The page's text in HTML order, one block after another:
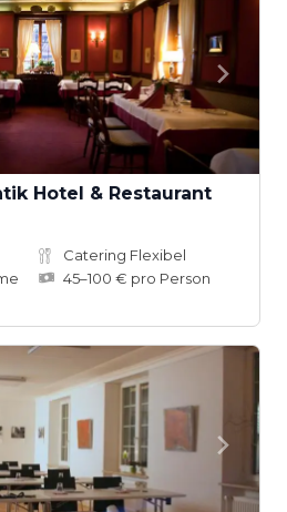
Hotel & Restaurant
Catering Flexibel
45–100 € pro Person